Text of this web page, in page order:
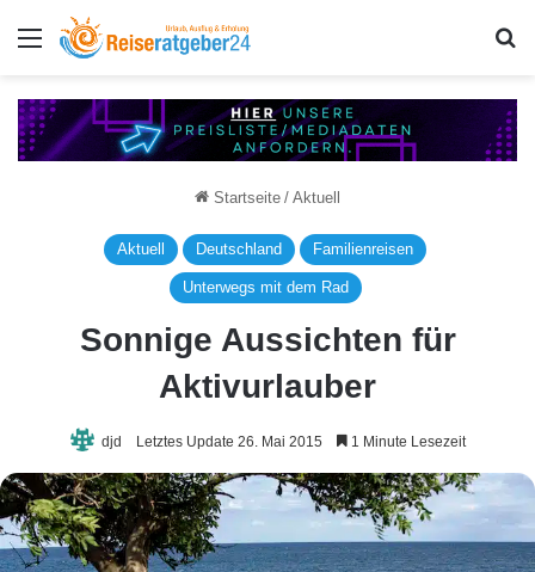
Menü
Startseite / Aktuell
Aktuell Deutschland Familienreisen
Unterwegs mit dem Rad
Sonnige Aussichten für
Aktivurlauber
djd Letztes Update 26. Mai 2015 1 Minute Lesezeit